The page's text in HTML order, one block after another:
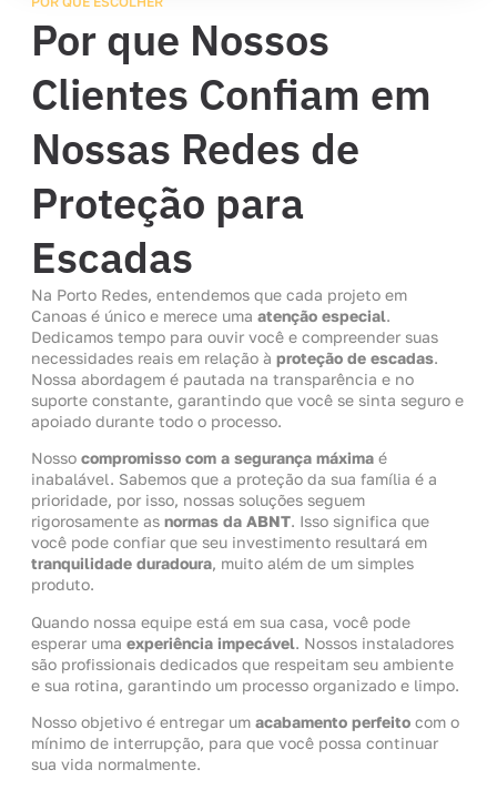
Por que Nossos
Clientes Confiam em
Nossas Redes de
Proteção para
Escadas
Na Porto Redes, entendemos que cada projeto em
Canoas é único e merece uma atenção especial.
Dedicamos tempo para ouvir você e compreender suas
necessidades reais em relação à proteção de escadas.
Nossa abordagem é pautada na transparência e no
suporte constante, garantindo que você se sinta seguro e
apoiado durante todo o processo.
Nosso compromisso com a segurança máxima é
inabalável. Sabemos que a proteção da sua família é a
prioridade, por isso, nossas soluções seguem
rigorosamente as normas da ABNT. Isso significa que
você pode confiar que seu investimento resultará em
tranquilidade duradoura, muito além de um simples
produto.
Quando nossa equipe está em sua casa, você pode
esperar uma experiência impecável. Nossos instaladores
são profissionais dedicados que respeitam seu ambiente
e sua rotina, garantindo um processo organizado e limpo.
Nosso objetivo é entregar um acabamento perfeito com o
mínimo de interrupção, para que você possa continuar
sua vida normalmente.